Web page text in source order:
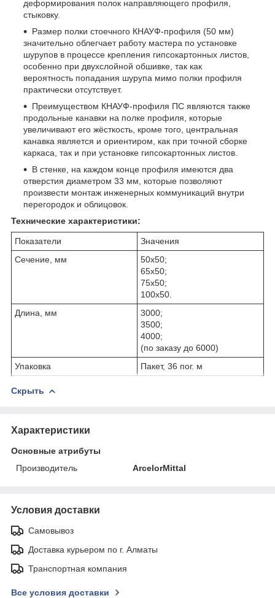
деформирования полок направляющего профиля,
стыковку.
Размер полки стоечного КНАУФ-профиля (50 мм)
значительно облегчает работу мастера по установке
шурупов в процессе крепления гипсокартонных листов,
особенно при двухслойной обшивке, так как
вероятность попадания шурупа мимо полки профиля
практически отсутствует.
Преимуществом КНАУФ-профиля ПС являются также
продольные канавки на полке профиля, которые
увеличивают его жёсткость, кроме того, центральная
канавка является и ориентиром, как при точной сборке
каркаса, так и при установке гипсокартонных листов.
В стенке, на каждом конце профиля имеются два
отверстия диаметром 33 мм, которые позволяют
произвести монтаж инженерных коммуникаций внутри
перегородок и облицовок.
Технические характеристики:
Показатели
Значения
Сечение, мм
50x50;
65x50;
75x50;
100x50.
Длина, мм
3000;
3500;
4000;
(по заказу до 6000)
Упаковка
Пакет, 36 пог. м
Скрыть
Характеристики
Основные атрибуты
Производитель
ArcelorMittal
Условия доставки
Самовывоз
Доставка курьером по г. Алматы
Транспортная компания
Все условия доставки